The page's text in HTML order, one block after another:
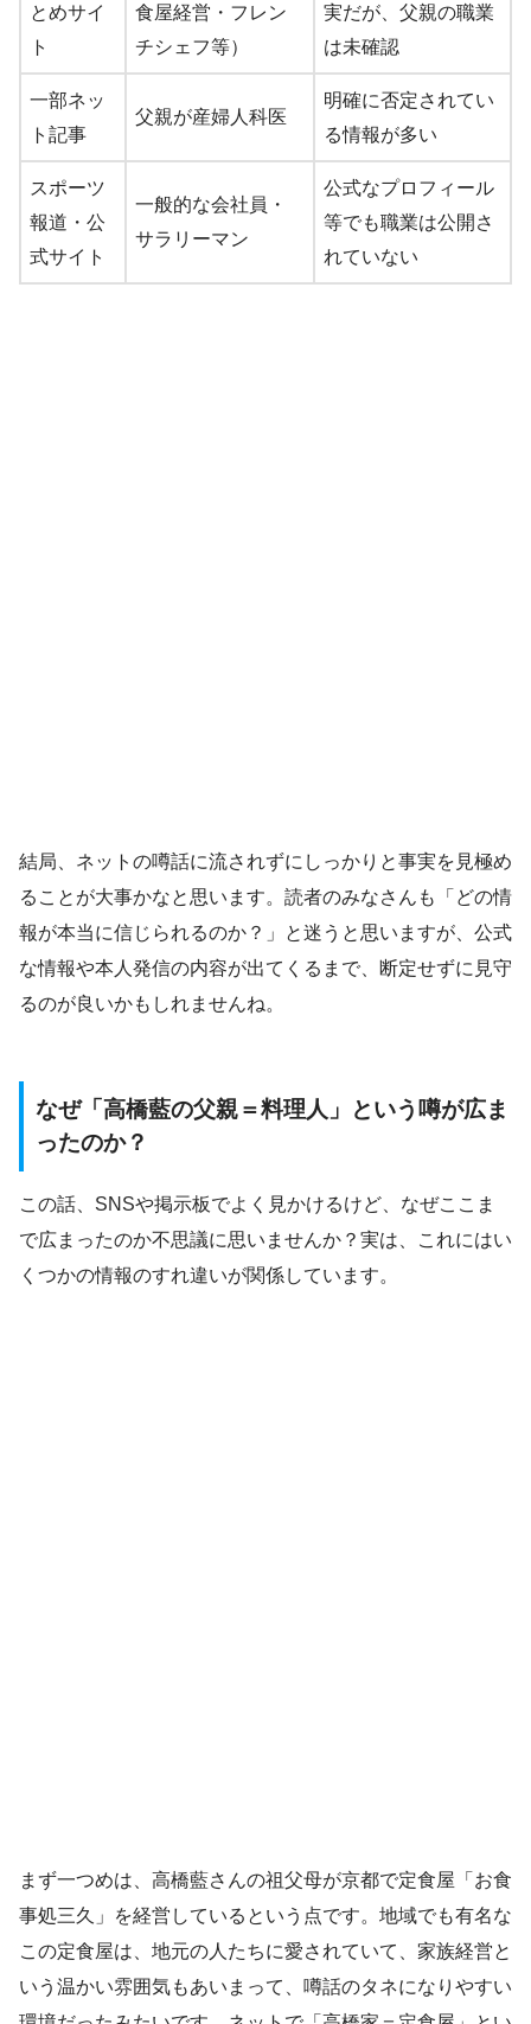
とめサイ
ト
食屋経営・フレン
チシェフ等）
実だが、父親の職業
は未確認
一部ネッ
ト記事
父親が産婦人科医
明確に否定されてい
る情報が多い
スポーツ
報道・公
式サイト
一般的な会社員・
サラリーマン
公式なプロフィール
等でも職業は公開さ
れていない
結局、ネットの噂話に流されずにしっかりと事実を見極め
ることが大事かなと思います。読者のみなさんも「どの情
報が本当に信じられるのか？」と迷うと思いますが、公式
な情報や本人発信の内容が出てくるまで、断定せずに見守
るのが良いかもしれませんね。
なぜ「高橋藍の父親＝料理人」という噂が広ま
ったのか？
この話、SNSや掲示板でよく見かけるけど、なぜここま
で広まったのか不思議に思いませんか？実は、これにはい
くつかの情報のすれ違いが関係しています。
まず一つめは、高橋藍さんの祖父母が京都で定食屋「お食
事処三久」を経営しているという点です。地域でも有名な
この定食屋は、地元の人たちに愛されていて、家族経営と
いう温かい雰囲気もあいまって、噂話のタネになりやすい